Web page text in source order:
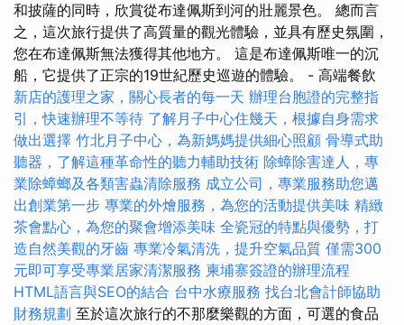
和披薩的同時，欣賞從布達佩斯到河的壯麗景色。 總而言
之，這次旅行提供了高質量的觀光體驗，並具有歷史氛圍，
您在布達佩斯無法獲得其他地方。 這是布達佩斯唯一的沉
船，它提供了正宗的19世紀歷史巡遊的體驗。 - 高端餐飲
新店的護理之家，關心長者的每一天 辦理台胞證的完整指
引，快速辦理不等待 了解月子中心住幾天，根據自身需求
做出選擇 竹北月子中心，為新媽媽提供細心照顧 骨導式助
聽器，了解這種革命性的聽力輔助技術 除蟑除害達人，專
業除蟑螂及各類害蟲清除服務 成立公司，專業服務助您邁
出創業第一步 專業的外燴服務，為您的活動提供美味 精緻
茶會點心，為您的聚會增添美味 全瓷冠的特點與優勢，打
造自然美觀的牙齒 專業冷氣清洗，提升空氣品質 僅需300
元即可享受專業居家清潔服務 柬埔寨簽證的辦理流程
HTML語言與SEO的結合 台中水療服務 找台北會計師協助
財務規劃 至於這次旅行的不那麼樂觀的方面，可選的食品